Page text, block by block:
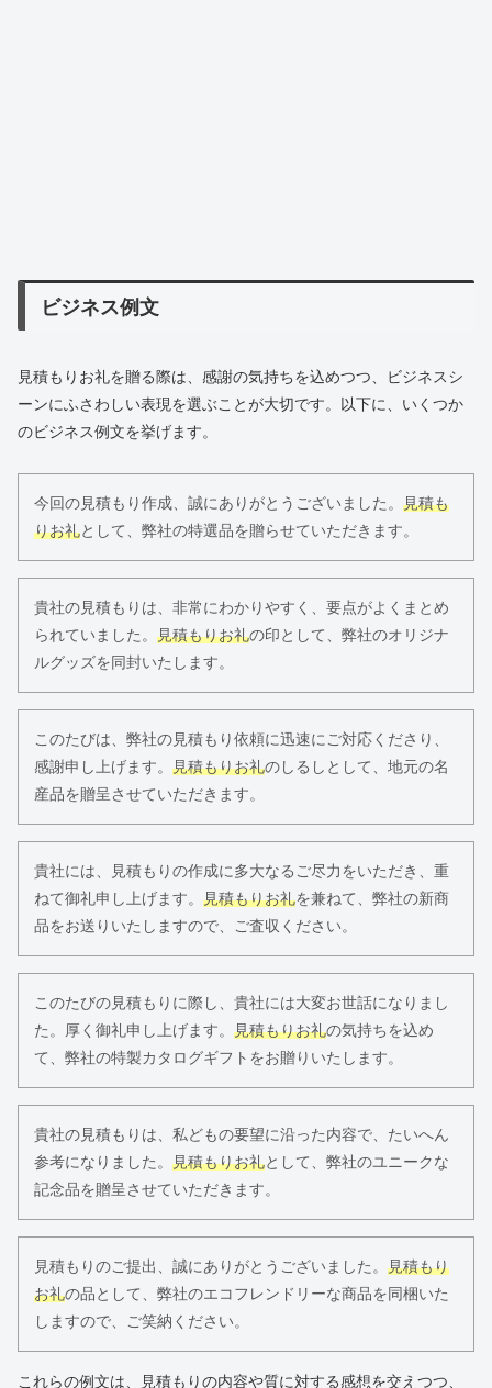
ビジネス例文
見積もりお礼を贈る際は、感謝の気持ちを込めつつ、ビジネスシ
ーンにふさわしい表現を選ぶことが大切です。以下に、いくつか
のビジネス例文を挙げます。
今回の見積もり作成、誠にありがとうございました。 見積も
りお礼として、弊社の特選品を贈らせていただきます。
貴社の見積もりは、非常にわかりやすく、要点がよくまとめ
られていました。 見積もりお礼の印として、弊社のオリジナ
ルグッズを同封いたします。
このたびは、弊社の見積もり依頼に迅速にご対応くださり、
感謝申し上げます。 見積もりお礼のしるしとして、地元の名
産品を贈呈させていただきます。
貴社には、見積もりの作成に多大なるご尽力をいただき、重
ねて御礼申し上げます。 見積もりお礼を兼ねて、弊社の新商
品をお送りいたしますので、ご査収ください。
このたびの見積もりに際し、貴社には大変お世話になりまし
た。厚く御礼申し上げます。 見積もりお礼の気持ちを込め
て、弊社の特製カタログギフトをお贈りいたします。
貴社の見積もりは、私どもの要望に沿った内容で、たいへん
参考になりました。 見積もりお礼として、弊社のユニークな
記念品を贈呈させていただきます。
見積もりのご提出、誠にありがとうございました。 見積もり
お礼の品として、弊社のエコフレンドリーな商品を同梱いた
しますので、ご笑納ください。
これらの例文は、見積もりの内容や質に対する感想を交えつつ、